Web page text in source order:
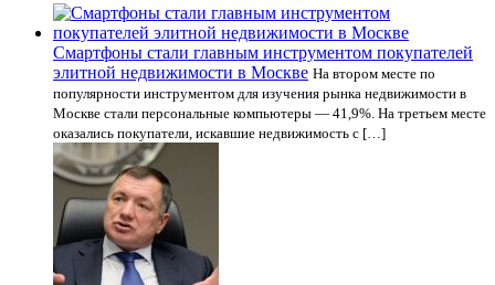
Смартфоны стали главным инструментом покупателей
элитной недвижимости в Москве На втором месте по
популярности инструментом для изучения рынка недвижимости в
Москве стали персональные компьютеры — 41,9%. На третьем месте
оказались покупатели, искавшие недвижимость с […]